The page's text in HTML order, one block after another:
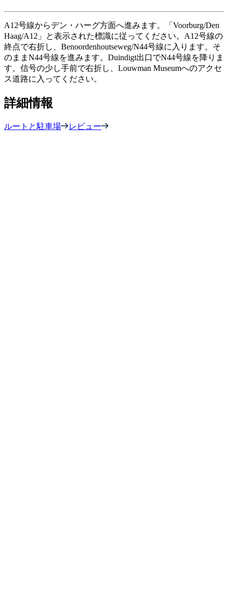
A12号線からデン・ハーグ方面へ進みます。「Voorburg/Den
Haag/A12」と表示された標識に従ってください。A12号線の
終点で右折し、Benoordenhoutseweg/N44号線に入ります。そ
のままN44号線を進みます。Duindigt出口でN44号線を降りま
す。信号の少し手前で右折し、Louwman Museumへのアクセ
ス道路に入ってください。
詳細情報
ルートと駐車場 レビュー